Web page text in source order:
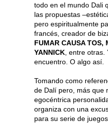
todo en el mundo Dali
las propuestas
pero espiritualmente
francés, creador de
FUMAR CAUSA TOS,
YANNICK , entre
encuentro. O algo así.
Tomando como
de Dalí pero, más que
egocéntrica
organiza con una
para su serie de